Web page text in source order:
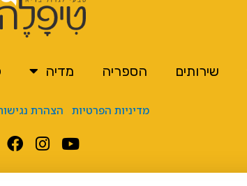
שירותים הספריה מדיה
מדיניות הפרטיות הצהרת